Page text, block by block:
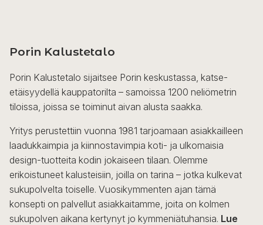
Porin Kalustetalo
Porin Kalustetalo sijaitsee Porin keskustassa, katse-
etäisyydellä kauppatorilta – samoissa 1200 neliömetrin
tiloissa, joissa se toiminut aivan alusta saakka.
Yritys perustettiin vuonna 1981 tarjoamaan asiakkailleen
laadukkaimpia ja kiinnostavimpia koti- ja ulkomaisia
design-tuotteita kodin jokaiseen tilaan. Olemme
erikoistuneet kalusteisiin, joilla on tarina – jotka kulkevat
sukupolvelta toiselle. Vuosikymmenten ajan tämä
konsepti on palvellut asiakkaitamme, joita on kolmen
sukupolven aikana kertynyt jo kymmeniätuhansia. Lue